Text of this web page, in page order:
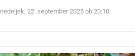
22. september 2025 ob 20:10